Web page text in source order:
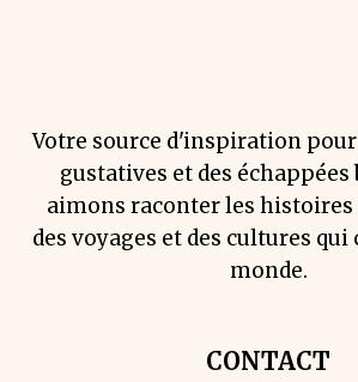
Votre source d'inspiration pour
gustatives et des échappées
aimons raconter les histoires
des voyages et des cultures
monde.
CONTACT